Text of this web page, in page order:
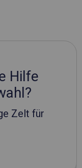
Hilfe
Zelt für